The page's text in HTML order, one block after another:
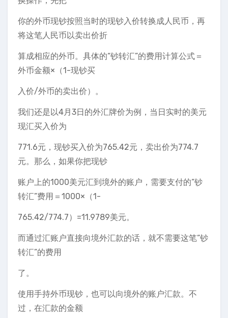
你的外币现钞按照当时的现钞入价转换成人民币，再
将这笔人民币以卖出价折
算成相应的外币。具体的“钞转汇”的费用计算公式＝
外币金额×（1-现钞买
入价/外币的卖出价）。
我们还是以4月3日的外汇牌价为例，当日实时的美元
现汇买入价为
771.6元，现钞买入价为765.42元，卖出价为774.7
元。那么，如果你把现钞
账户上的1000美元汇到境外的账户，需要支付的“钞
转汇”费用＝1000×（1-
765.42/774.7）=11.9789美元。
而通过汇账户直接向境外汇款的话，就不需要这笔“钞
转汇”的费用
了。
使用手持外币现钞，也可以向境外的账户汇款。不
过，在汇款的金额